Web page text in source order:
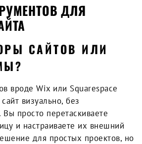
ДЛЯ
САЙТОВ ИЛИ
вроде Wix или Squarespace
визуально, без
просто перетаскиваете
и настраиваете их внешний
для простых проектов, но